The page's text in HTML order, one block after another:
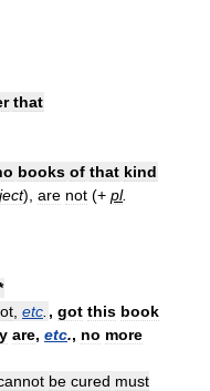
that
books of that kind
), are not (+ pl.
etc , got this book
are, etc., no more
be cured must